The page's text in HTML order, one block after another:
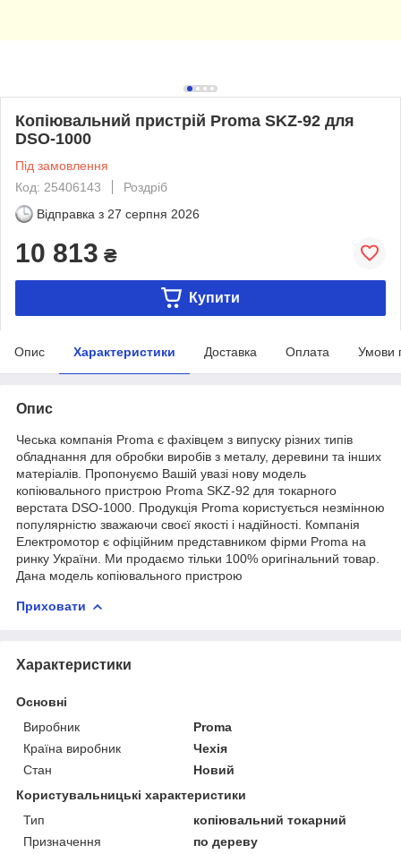
Копіювальний пристрій Proma SKZ-92 для
DSO-1000
Під замовлення
Код: 25406143
Роздріб
Відправка з 27 серпня 2026
10 813 ₴
Купити
Опис Характеристики Доставка Оплата Умови
Опис
Чеська компанія Proma є фахівцем з випуску різних типів
обладнання для обробки виробів з металу, деревини та інших
матеріалів. Пропонуємо Вашій увазі нову модель
копіювального пристрою Proma SKZ-92 для токарного
верстата DSO-1000. Продукція Proma користується незмінною
популярністю зважаючи своєї якості і надійності. Компанія
Електромотор є офіційним представником фірми Proma на
ринку України. Ми продаємо тільки 100% оригінальний товар.
Дана модель копіювального пристрою
Приховати
Характеристики
Основні
Виробник
Proma
Країна виробник
Чехія
Стан
Новий
Користувальницькі характеристики
Тип
копіювальний токарний
Призначення
по дереву